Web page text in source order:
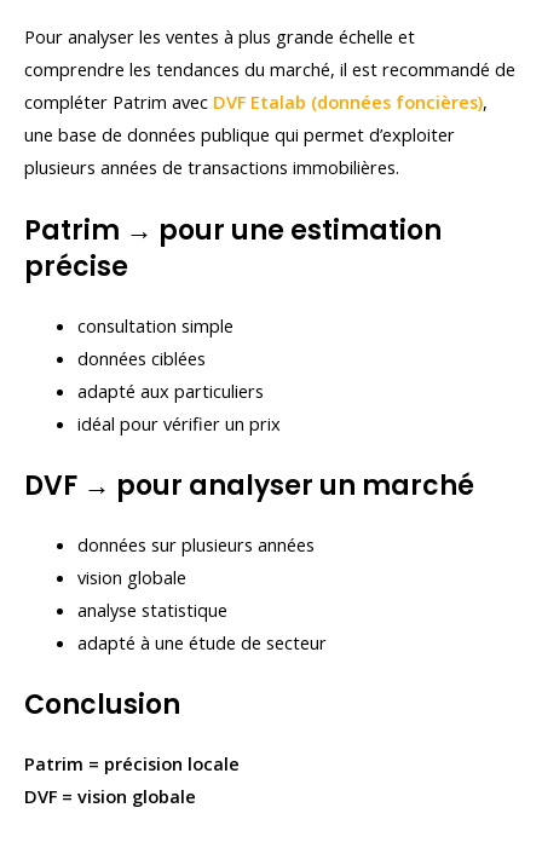
Pour analyser les ventes à plus grande échelle et
comprendre les tendances du marché, il est recommandé de
compléter Patrim avec DVF Etalab (données foncières),
une base de données publique qui permet d’exploiter
plusieurs années de transactions immobilières.
Patrim → pour une estimation
précise
consultation simple
données ciblées
adapté aux particuliers
idéal pour vérifier un prix
DVF → pour analyser un marché
données sur plusieurs années
vision globale
analyse statistique
adapté à une étude de secteur
Conclusion
Patrim = précision locale
DVF = vision globale